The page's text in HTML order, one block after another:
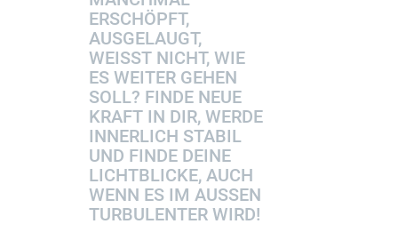
ERSCHÖPFT,
AUSGELAUGT,
WEISST NICHT, WIE E
S WEITER GEHEN S
OLL? FINDE NEUE K
RAFT IN DIR, WERDE I
NNERLICH STABIL U
ND FINDE DEINE L
ICHTBLICKE, AUCH W
ENN ES IM AUSSEN TU
RBULENTER WIRD!